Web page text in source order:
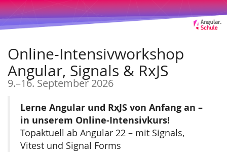
Zum
Haupt-
Inhalt
Online-Intensivworkshop
Angular, Signals & RxJS
9.–bis
16. September 2026
Lerne Angular und RxJS von Anfang an –
in unserem Online-Intensivkurs!
Topaktuell ab Angular 22 – mit Signals,
Vitest und Signal Forms